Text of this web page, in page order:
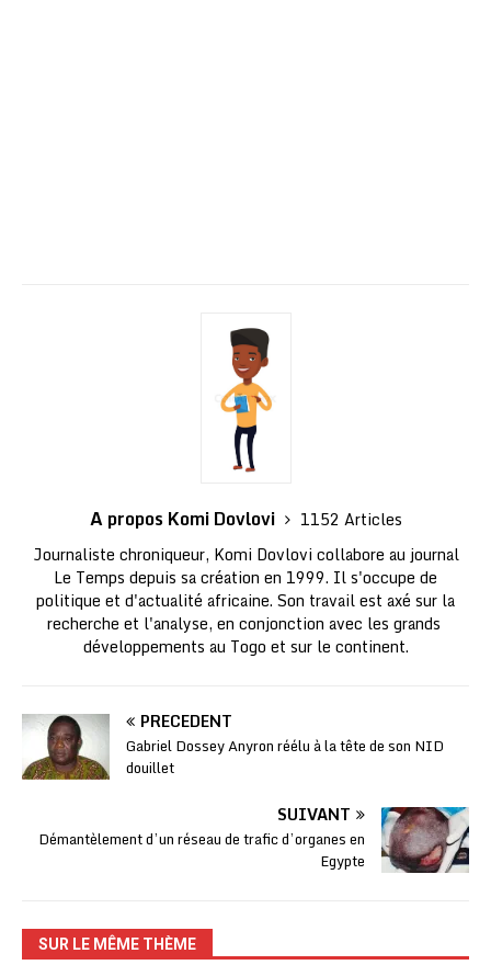
A propos Komi Dovlovi
1152 Articles
Journaliste chroniqueur, Komi Dovlovi collabore au journal
Le Temps depuis sa création en 1999. Il s'occupe de
politique et d'actualité africaine. Son travail est axé sur la
recherche et l'analyse, en conjonction avec les grands
développements au Togo et sur le continent.
PRÉCÉDENT
Gabriel Dossey Anyron réélu à la tête de son NID
douillet
SUIVANT
Démantèlement d’un réseau de trafic d’organes en
Egypte
SUR LE MÊME THÈME